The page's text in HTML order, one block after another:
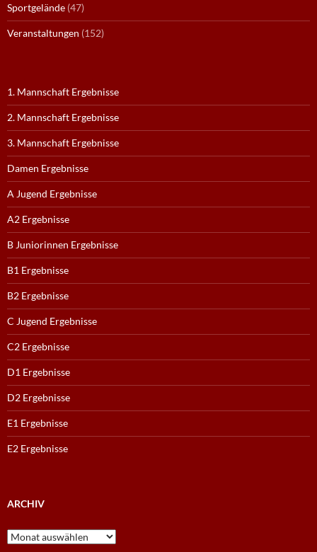
Sportgelände (47)
Veranstaltungen (152)
1. Mannschaft Ergebnisse
2. Mannschaft Ergebnisse
3. Mannschaft Ergebnisse
Damen Ergebnisse
A Jugend Ergebnisse
A2 Ergebnisse
B Juniorinnen Ergebnisse
B1 Ergebnisse
B2 Ergebnisse
C Jugend Ergebnisse
C2 Ergebnisse
D1 Ergebnisse
D2 Ergebnisse
E1 Ergebnisse
E2 Ergebnisse
ARCHIV
Archiv